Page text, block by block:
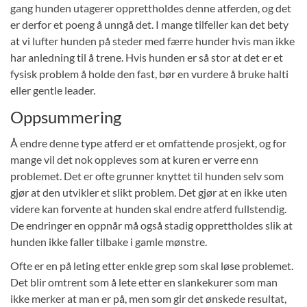
gang hunden utagerer opprettholdes denne atferden, og det
er derfor et poeng å unngå det. I mange tilfeller kan det bety
at vi lufter hunden på steder med færre hunder hvis man ikke
har anledning til å trene. Hvis hunden er så stor at det er et
fysisk problem å holde den fast, bør en vurdere å bruke halti
eller gentle leader.
Oppsummering
Å endre denne type atferd er et omfattende prosjekt, og for
mange vil det nok oppleves som at kuren er verre enn
problemet. Det er ofte grunner knyttet til hunden selv som
gjør at den utvikler et slikt problem. Det gjør at en ikke uten
videre kan forvente at hunden skal endre atferd fullstendig.
De endringer en oppnår må også stadig opprettholdes slik at
hunden ikke faller tilbake i gamle mønstre.
Ofte er en på leting etter enkle grep som skal løse problemet.
Det blir omtrent som å lete etter en slankekurer som man
ikke merker at man er på, men som gir det ønskede resultat,